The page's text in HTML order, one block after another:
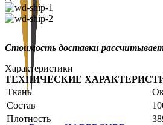
Стоимость доставки
Характеристики
ТЕХНИЧЕСКИЕ
Ткань
Состав
Плотность